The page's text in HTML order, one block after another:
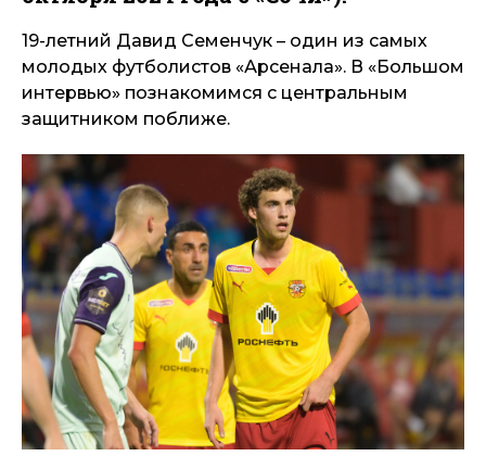
19-летний Давид Семенчук – один из самых
молодых футболистов «Арсенала». В «Большом
интервью» познакомимся с центральным
защитником поближе.